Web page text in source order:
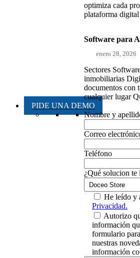
optimiza cada
plataforma
Software para
enero 28, 2026
Sectores
inmobiliarias
documentos con
cualquier lugar
PIDE UNA DEMO
Nombre y
Correo
Teléfono
¿Qué solucion te
He leído y
Privacidad.
Autorizo
información
formulario
nuestras
información